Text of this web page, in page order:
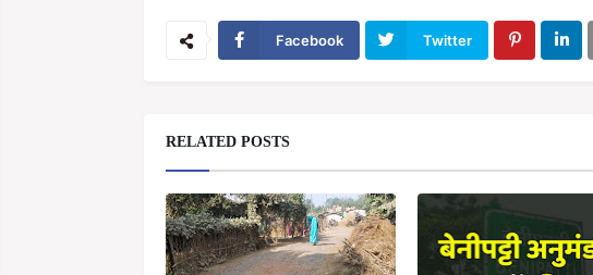
Facebook Twitter
RELATED POSTS